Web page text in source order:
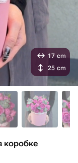
коробке
17 cm
25 cm